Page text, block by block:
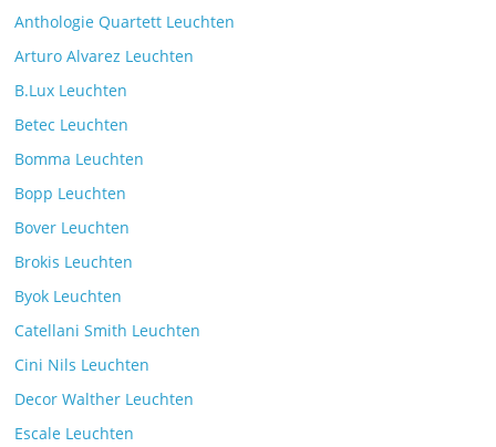
7. Juli 2025
Herstellers Brokis
Anthologie Quartett Leuchten
Arturo Alvarez Leuchten
B.Lux Leuchten
Betec Leuchten
Bomma Leuchten
Bopp Leuchten
Bover Leuchten
Brokis Leuchten
Byok Leuchten
Catellani Smith Leuchten
Cini Nils Leuchten
Decor Walther Leuchten
Escale Leuchten